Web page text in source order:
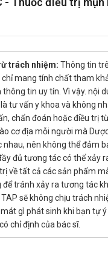
cảm với các thành
của thuốc
bôi thuốc: Dị ứng, nổi
cảm, hoặc dị ứng với
sử dụng
sử dụng kem trị mụn
sử dụng nếu có bất kỳ
sĩ hoặc dược sĩ để được
C có chứa kháng sinh
thuốc điều trị dài ngày,
trách nhiệm: Thông tin
mang tính chất tham
thông tin uy tín. Vì vậy. nội
tư vấn y khoa và không
chẩn đoán hoặc điều trị
cơ địa mỗi người mà
nên không thể đảm
đủ tương tác có thể xảy
về tất cả các sản phẩm
để tránh xảy ra tương tác
sẽ không chịu trách
gì phát sinh khi bạn tự
chỉ định của bác sĩ.